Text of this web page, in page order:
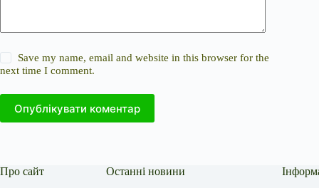
Save my name, email and website in this browser for the
next time I comment.
Опублікувати коментар
Про сайт Останні новини